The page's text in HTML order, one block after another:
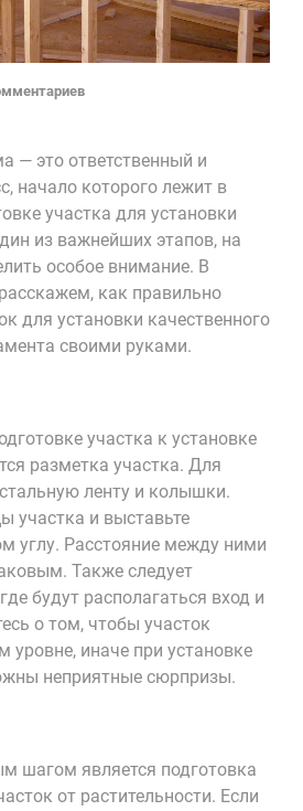
— это ответственный и
начало которого лежит в
участка для установки
из важнейших этапов, на
особое внимание. В
как правильно
для установки качественного
своими руками.
участка к установке
разметка участка. Для
стальную ленту и колышки.
участка и выставьте
углу. Расстояние между ними
Также следует
будут располагаться вход и
о том, чтобы участок
уровне, иначе при установке
неприятные сюрпризы.
шагом является подготовка
от растительности. Если